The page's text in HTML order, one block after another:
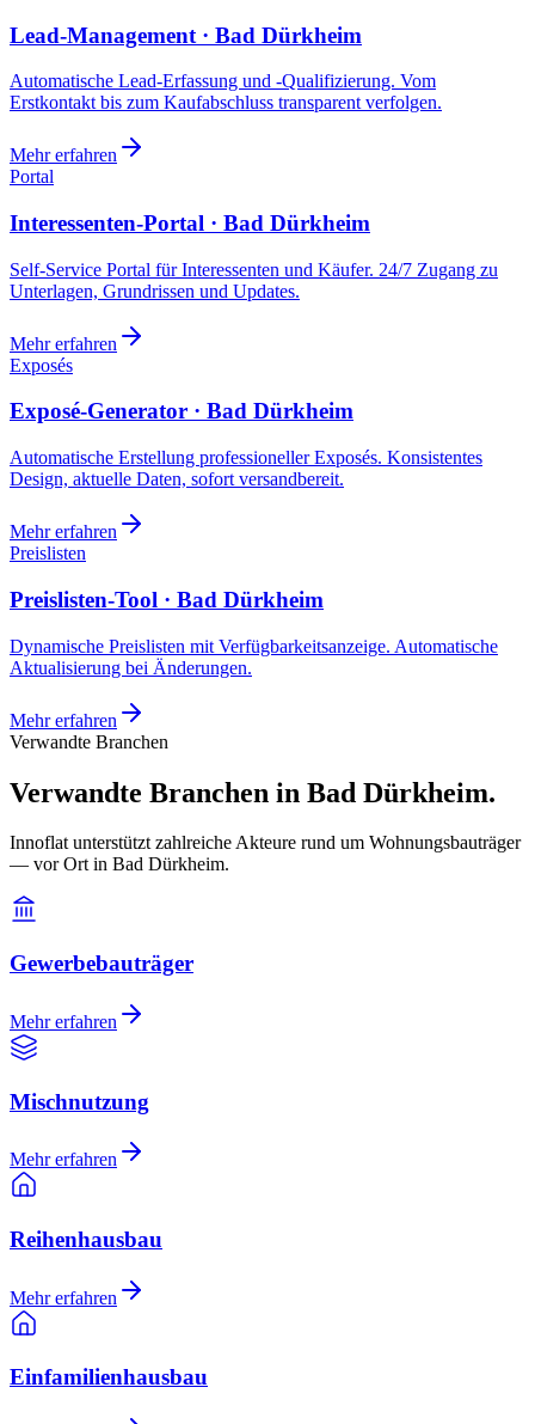
Lead-Management · Bad Dürkheim
Automatische Lead-Erfassung und -Qualifizierung. Vom
Erstkontakt bis zum Kaufabschluss transparent verfolgen.
Mehr erfahren
Portal
Interessenten-Portal · Bad Dürkheim
Self-Service Portal für Interessenten und Käufer. 24/7 Zugang zu
Unterlagen, Grundrissen und Updates.
Mehr erfahren
Exposés
Exposé-Generator · Bad Dürkheim
Automatische Erstellung professioneller Exposés. Konsistentes
Design, aktuelle Daten, sofort versandbereit.
Mehr erfahren
Preislisten
Preislisten-Tool · Bad Dürkheim
Dynamische Preislisten mit Verfügbarkeitsanzeige. Automatische
Aktualisierung bei Änderungen.
Mehr erfahren
Verwandte Branchen
Verwandte Branchen in Bad Dürkheim.
Innoflat unterstützt zahlreiche Akteure rund um Wohnungsbauträger
— vor Ort in Bad Dürkheim.
Gewerbebauträger
Mehr erfahren
Mischnutzung
Mehr erfahren
Reihenhausbau
Mehr erfahren
Einfamilienhausbau